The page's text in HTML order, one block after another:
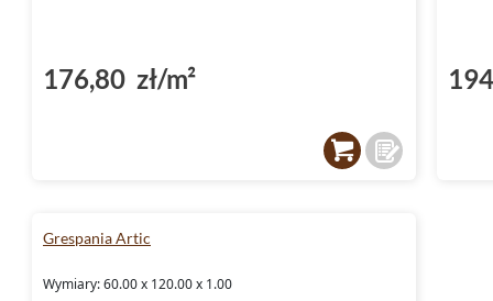
176,80 zł/m²
Grespania Artic
Wymiary: 60.00 x 120.00 x 1.00